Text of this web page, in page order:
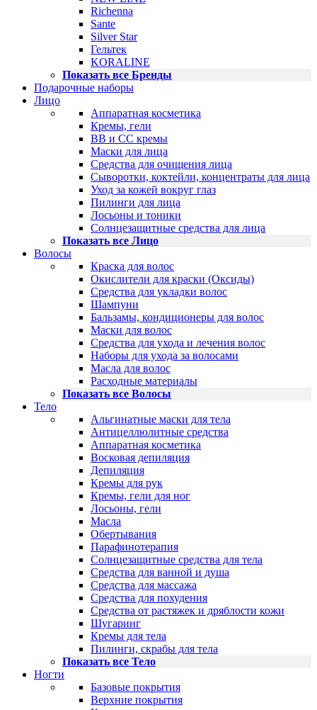
Richenna
Sante
Silver Star
Гельтек
KORALINE
Показать все Бренды
Подарочные наборы
Лицо
Аппаратная косметика
Кремы, гели
BB и CC кремы
Маски для лица
Средства для очищения лица
Сыворотки, коктейли, концентраты для лица
Уход за кожей вокруг глаз
Пилинги для лица
Лосьоны и тоники
Солнцезащитные средства для лица
Показать все Лицо
Волосы
Краска для волос
Окислители для краски (Оксиды)
Средства для укладки волос
Шампуни
Бальзамы, кондиционеры для волос
Маски для волос
Средства для ухода и лечения волос
Наборы для ухода за волосами
Масла для волос
Расходные материалы
Показать все Волосы
Тело
Альгинатные маски для тела
Антицеллюлитные средства
Аппаратная косметика
Восковая депиляция
Депиляция
Кремы для рук
Кремы, гели для ног
Лосьоны, гели
Масла
Обертывания
Парафинотерапия
Солнцезащитные средства для тела
Средства для ванной и душа
Средства для массажа
Средства для похудения
Средства от растяжек и дряблости кожи
Шугаринг
Кремы для тела
Пилинги, скрабы для тела
Показать все Тело
Ногти
Базовые покрытия
Верхние покрытия